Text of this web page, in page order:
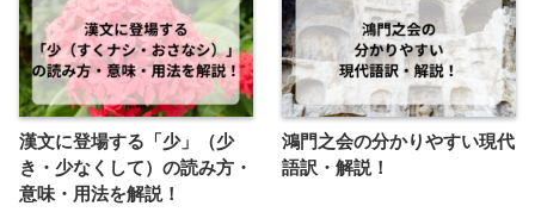
漢文に登場する「少」（少
き・少なくして）の読み方・
意味・用法を解説！
鴻門之会の分かりやすい現代
語訳・解説！